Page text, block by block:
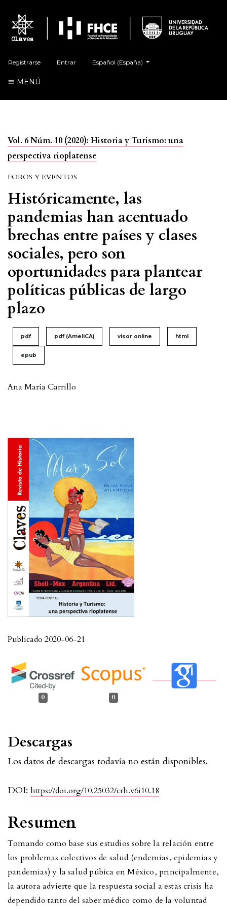
Registrarse Entrar Español (España)
MENÚ
Vol. 6 Núm. 10 (2020): Historia y Turismo: una
perspectiva rioplatense
FOROS Y EVENTOS
Históricamente, las
pandemias han acentuado
brechas entre países y clases
sociales, pero son
oportunidades para plantear
políticas públicas de largo
plazo
pdf pdf (AmeliCA) visor online html
epub
Ana María Carrillo
DOI: https://doi.org/10.25032/crh.v6i10.18
Publicado 2020-06-21
0 0
Resumen
Tomando como base sus estudios sobre la relación entre
los problemas colectivos de salud (endemias, epidemias y
pandemias) y la salud púbica en México, principalmente,
la autora advierte que la respuesta social a estas crisis ha
dependido tanto del saber médico como de la voluntad
Descargas
Los datos de descargas todavía no están disponibles.